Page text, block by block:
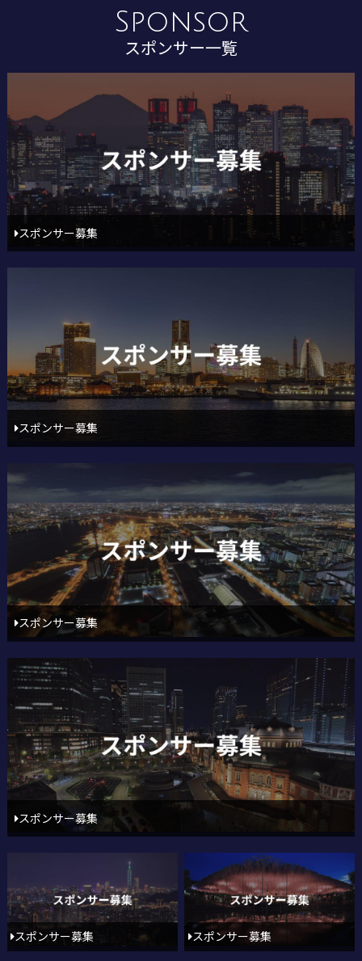
Sponsor
スポンサー一覧
スポンサー募集
スポンサー募集
スポンサー募集
スポンサー募集
スポンサー募集 スポンサー募集